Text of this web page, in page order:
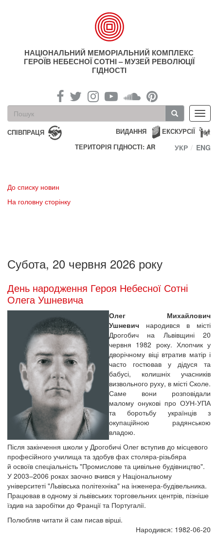
НАЦІОНАЛЬНИЙ МЕМОРІАЛЬНИЙ КОМПЛЕКС
ГЕРОЇВ НЕБЕСНОЇ СОТНІ – МУЗЕЙ РЕВОЛЮЦІЇ
ГІДНОСТІ
Пошукова
форма
Пошук
СПІВПРАЦЯ ЕКСКУРСІЇ
ВИДАННЯ
ТЕРИТОРІЯ ГІДНОСТІ: AR
УКР ENG
До списку новин
На головну сторінку
Субота, 20 червня 2026 року
День народження Героя Небесної Сотні
Олега Ушневича
Олег Михайлович
Ушневич народився в місті
Дрогобич на Львівщині 20
червня 1982 року. Хлопчик у
дворічному віці втратив матір і
часто гостював у дідуся та
бабусі, колишніх учасників
визвольного руху, в місті Сколе.
Саме вони розповідали
малому онукові про ОУН-УПА
та боротьбу українців з
окупаційною радянською
владою.
Після закінчення школи у Дрогобичі Олег вступив до місцевого
професійного училища та здобув фах столяра-різьбяра
й освоїв спеціальність "Промислове та цивільне будівництво".
У 2003–2006 роках заочно вчився у Національному
університеті "Львівська політехніка" на інженера-будівельника.
Працював в одному зі львівських торговельних центрів, пізніше
їздив на заробітки до Франції та Португалії.
Полюбляв читати й сам писав вірші.
Народився: 1982-06-20